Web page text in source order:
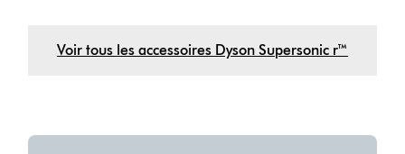
Voir tous les accessoires Dyson Supersonic r™